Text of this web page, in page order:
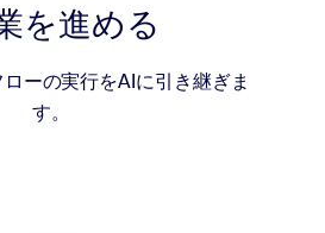
を進める
ーの実行をAIに引き継ぎま
す。